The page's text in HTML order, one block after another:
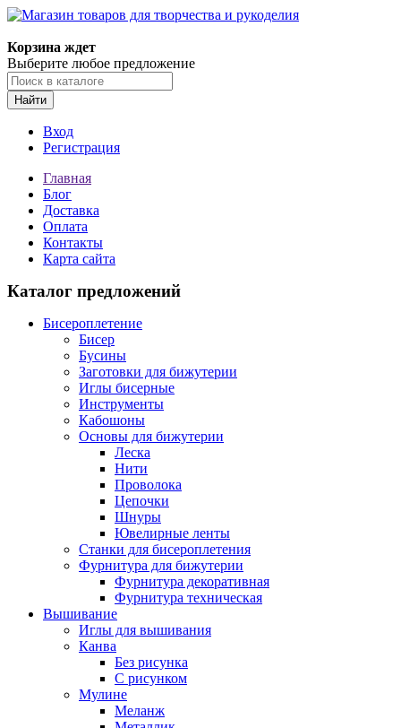
Корзина ждет
Выберите любое предложение
Найти
Вход
Регистрация
Главная
Блог
Доставка
Оплата
Контакты
Карта сайта
Каталог предложений
Бисероплетение
Бисер
Бусины
Заготовки для бижутерии
Иглы бисерные
Инструменты
Кабошоны
Основы для бижутерии
Леска
Нити
Проволока
Цепочки
Шнуры
Ювелирные ленты
Станки для бисероплетения
Фурнитура для бижутерии
Фурнитура декоративная
Фурнитура техническая
Вышивание
Иглы для вышивания
Канва
Без рисунка
С рисунком
Мулине
Меланж